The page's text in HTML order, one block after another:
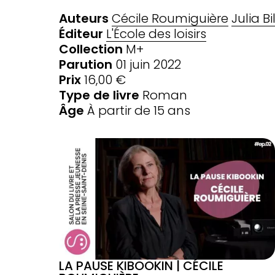
Auteurs Cécile RoumiguièreJulia
Éditeur L'École des loisirs
Collection M+
Parution 01 juin 2022
Prix16,00 €
Type de livre Roman
Âge À partir de 15 ans
LA PAUSE KIBOOKIN | CÉCILE